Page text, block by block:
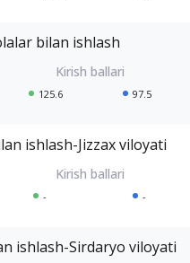
bilan ishlash
125.6 97.5
ishlash-Jizzax viloyati
- -
ishlash-Sirdaryo viloyati